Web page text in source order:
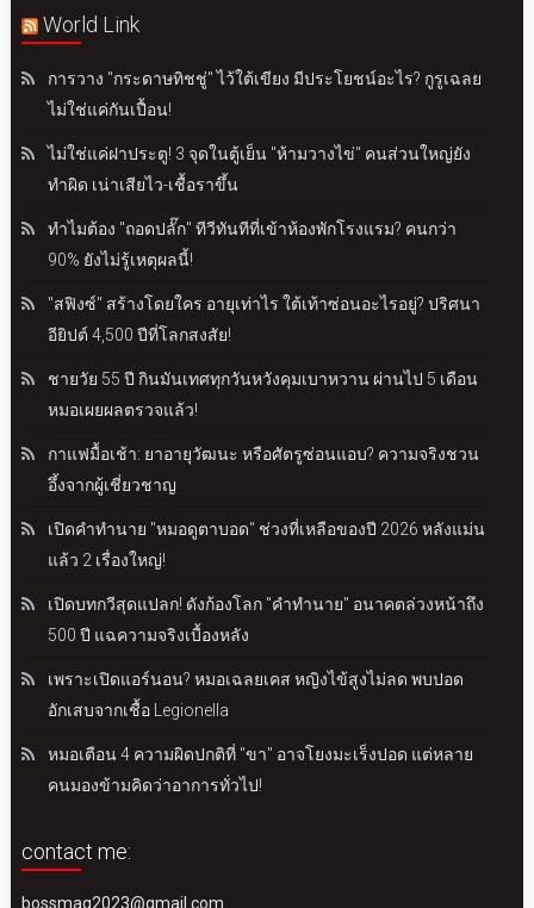
World Link
การวาง "กระดาษทิชชู่" ไว้ใต้เขียง มีประโยชน์อะไร? กูรูเฉลย
ไม่ใช่แค่กันเปื้อน!
ไม่ใช่แค่ฝาประตู! 3 จุดในตู้เย็น "ห้ามวางไข่" คนส่วนใหญ่ยัง
ทำผิด เน่าเสียไว-เชื้อราขึ้น
ทำไมต้อง "ถอดปลั๊ก" ทีวีทันทีที่เข้าห้องพักโรงแรม? คนกว่า
90% ยังไม่รู้เหตุผลนี้!
"สฟิงซ์" สร้างโดยใคร อายุเท่าไร ใต้เท้าซ่อนอะไรอยู่? ปริศนา
อียิปต์ 4,500 ปีที่โลกสงสัย!
ชายวัย 55 ปี กินมันเทศทุกวันหวังคุมเบาหวาน ผ่านไป 5 เดือน
หมอเผยผลตรวจแล้ว!
กาแฟมื้อเช้า: ยาอายุวัฒนะ หรือศัตรูซ่อนแอบ? ความจริงชวน
อึ้งจากผู้เชี่ยวชาญ
เปิดคำทำนาย "หมอดูตาบอด" ช่วงที่เหลือของปี 2026 หลังแม่น
แล้ว 2 เรื่องใหญ่!
เปิดบทกวีสุดแปลก! ดังก้องโลก "คำทำนาย" อนาคตล่วงหน้าถึง
500 ปี แฉความจริงเบื้องหลัง
เพราะเปิดแอร์นอน? หมอเฉลยเคส หญิงไข้สูงไม่ลด พบปอด
อักเสบจากเชื้อ Legionella
หมอเตือน 4 ความผิดปกติที่ "ขา" อาจโยงมะเร็งปอด แต่หลาย
คนมองข้ามคิดว่าอาการทั่วไป!
contact me:
bossmag2023@gmail.com